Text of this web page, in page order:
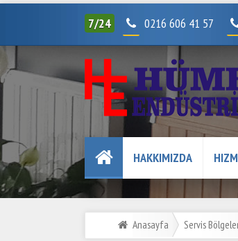
7/24 0216 606 41 57
HAKKIMIZDA
Anasayfa Servis